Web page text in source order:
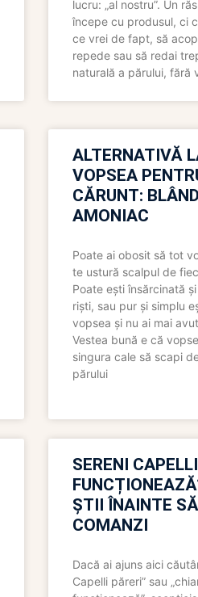
lucru: „al nostru”. Un
începe cu produsul, ci
ce vrei de fapt, să
repede sau să redai
naturală a părului, fără
ALTERNATIVĂ
VOPSEA
CĂRUNT:
AMONIAC
Poate ai obosit să tot
te ustură scalpul de
Poate ești însărcinată
riști, sau pur și simplu
vopsea și nu ai mai
Vestea bună e că
singura cale să scapi
părului
SERENI
ȘTII ÎNAINTE SĂ
COMANZI
Dacă ai ajuns aici
Capelli păreri” sau